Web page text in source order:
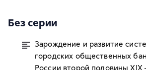
Без серии
Зарождение и развитие
городских общественных
России второй половины XIX